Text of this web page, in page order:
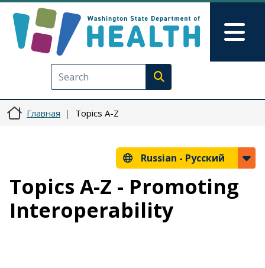
Execute search
Главная Topics A-Z
Russian - Русский
Topics A-Z - Promoting
Interoperability